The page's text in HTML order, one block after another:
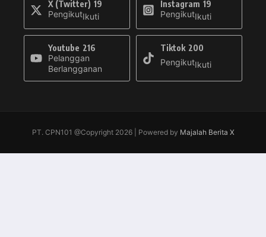
X (Twitter) 19
PengikutIkuti
Instagram 19
PengikutIkuti
Youtube 216
Pelanggan
Berlangganan
Tiktok 200
PengikutIkuti
PT. CPN101 @Copyright 2026 | Powered by Majalah Berita X